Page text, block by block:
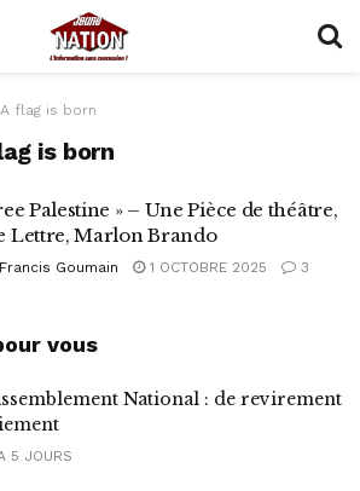
A flag is born
is born
Palestine » – Une Pièce de théâtre,
Lettre, Marlon Brando
Francis Goumain 1 OCTOBRE 2025 3
vous
National : de revirement
5 JOURS